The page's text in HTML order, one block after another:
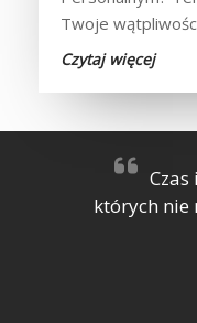
Twoje
Czytaj więcej
których nie